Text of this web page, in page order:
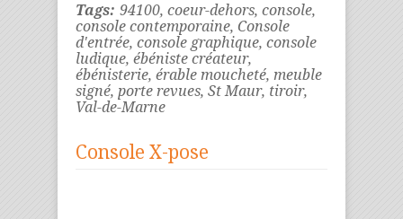
Tags: 94100, coeur-dehors, console,
console contemporaine, Console
d'entrée, console graphique, console
ludique, ébéniste créateur,
ébénisterie, érable moucheté, meuble
signé, porte revues, St Maur, tiroir,
Val-de-Marne
Console X-pose